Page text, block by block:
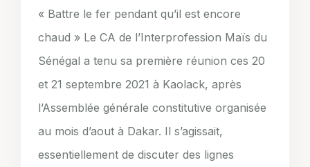
« Battre le fer pendant qu’il est encore
chaud » Le CA de l’Interprofession Maïs du
Sénégal a tenu sa première réunion ces 20
et 21 septembre 2021 à Kaolack, après
l’Assemblée générale constitutive organisée
au mois d’aout à Dakar. Il s’agissait,
essentiellement de discuter des lignes